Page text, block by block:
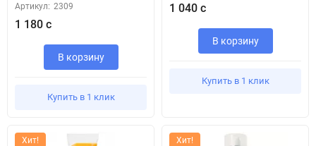
Артикул: 2309
1 180 с
В корзину
Купить в 1 клик
1 040 с
В корзину
Купить в 1 клик
Хит! Хит!